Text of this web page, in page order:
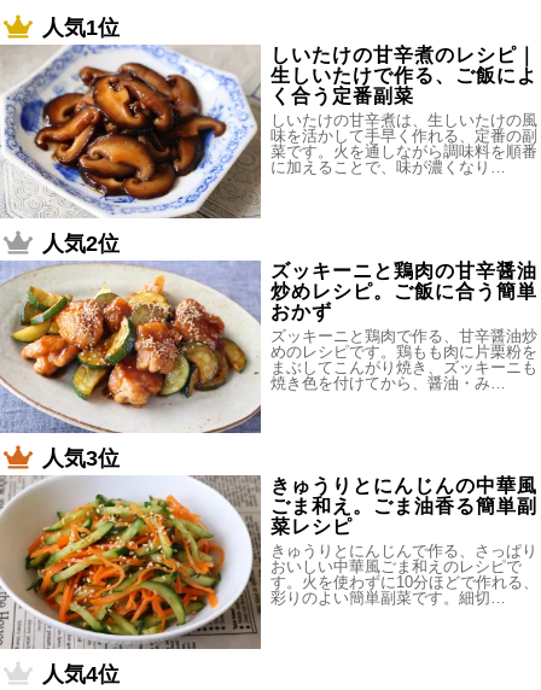
人気1位
しいたけの甘辛煮のレシピ｜
生しいたけで作る、ご飯によ
く合う定番副菜
しいたけの甘辛煮は、生しいたけの風
味を活かして手早く作れる、定番の副
菜です。火を通しながら調味料を順番
に加えることで、味が濃くなり…
人気2位
ズッキーニと鶏肉の甘辛醤油
炒めレシピ。ご飯に合う簡単
おかず
ズッキーニと鶏肉で作る、甘辛醤油炒
めのレシピです。鶏もも肉に片栗粉を
まぶしてこんがり焼き、ズッキーニも
焼き色を付けてから、醤油・み…
人気3位
きゅうりとにんじんの中華風
ごま和え。ごま油香る簡単副
菜レシピ
きゅうりとにんじんで作る、さっぱり
おいしい中華風ごま和えのレシピで
す。火を使わずに10分ほどで作れる、
彩りのよい簡単副菜です。細切…
人気4位